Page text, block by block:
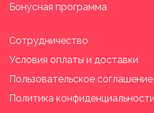
Бонусная программа
Сотрудничество
Условия оплаты и доставки
Пользовательское соглашение
Политика конфиденциальности